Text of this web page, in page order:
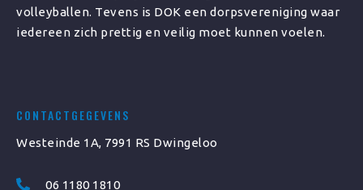
volleyballen. Tevens is DOK een dorpsvereniging waar
iedereen zich prettig en veilig moet kunnen voelen.
CONTACTGEGEVENS
Westeinde 1A, 7991 RS Dwingeloo
06 1180 1810